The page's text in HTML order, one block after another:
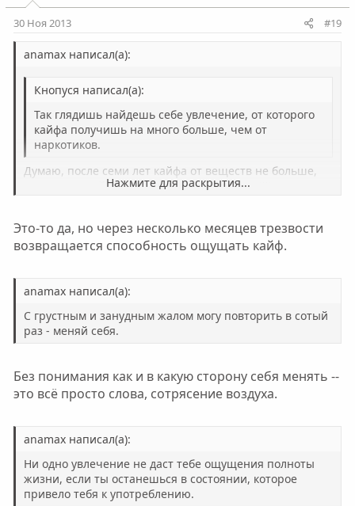
30 Ноя 2013 #19
anamax написал(а):
Кнопуся написал(а):
Так глядишь найдешь себе увлечение, от которого
кайфа получишь на много больше, чем от
наркотиков.
Думаю, после семи лет кайфа от веществ не больше,
чем от манной каши на голодный желудок))))
Нажмите для раскрытия...
Это-то да, но через несколько месяцев трезвости
возвращается способность ощущать кайф.
anamax написал(а):
С грустным и занудным жалом могу повторить в сотый
раз - меняй себя.
Без понимания как и в какую сторону себя менять --
это всё просто слова, сотрясение воздуха.
anamax написал(а):
Ни одно увлечение не даст тебе ощущения полноты
жизни, если ты останешься в состоянии, которое
привело тебя к употреблению.